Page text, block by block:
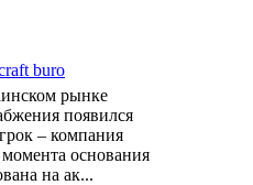
buro
рынке
появился
– компания
основания
на ак...